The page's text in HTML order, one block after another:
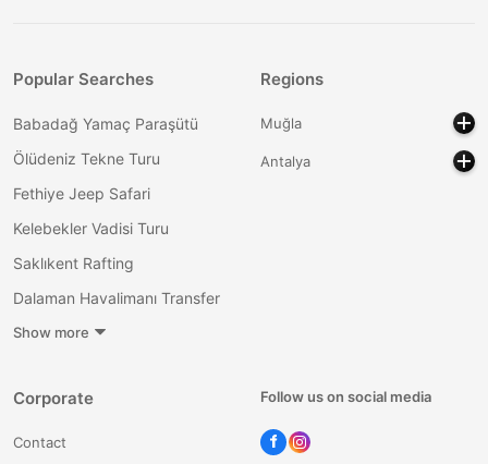
Popular Searches
Babadağ Yamaç Paraşütü
Ölüdeniz Tekne Turu
Fethiye Jeep Safari
Kelebekler Vadisi Turu
Saklıkent Rafting
Dalaman Havalimanı Transfer
Show more
Regions
Muğla
Antalya
Corporate
Contact
Follow us on social media